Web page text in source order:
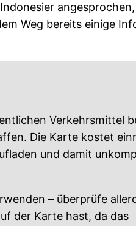
Weg bereits einige
Verkehrsmittel
Die Karte kostet
und damit
– überprüfe
der Karte hast, da das